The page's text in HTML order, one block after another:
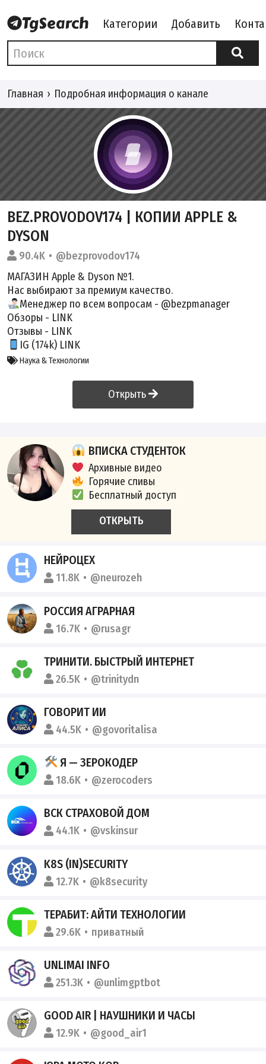
Категории Добавить
Главная Подробная информация о канале
BEZ.PROVODOV174 | КОПИИ APPLE &
DYSON
90.4K
@bezprovodov174
МАГАЗИН Apple & Dyson №1.
Нас выбирают за премиум качество.
Менеджер по всем вопросам - @bezpmanager
Обзоры - LINK
Отзывы - LINK
IG (174k) LINK
Наука & Технологии
Открыть
ВПИСКА СТУДЕНТОК
Архивные видео
Горячие сливы
Бесплатный доступ
ОТКРЫТЬ
НЕЙРОЦЕХ
11.8K @neurozeh
РОССИЯ АГРАРНАЯ
16.7K @rusagr
ТРИНИТИ. БЫСТРЫЙ ИНТЕРНЕТ
26.5K @trinitydn
ГОВОРИТ ИИ
44.5K @govoritalisa
Я — ЗЕРОКОДЕР
18.6K @zerocoders
ВСК СТРАХОВОЙ ДОМ
44.1K @vskinsur
K8S (IN)SECURITY
12.7K @k8security
ТЕРАБИТ: АЙТИ ТЕХНОЛОГИИ
29.6K приватный
UNLIMAI INFO
251.3K @unlimgptbot
GOOD AIR | НАУШНИКИ И ЧАСЫ
12.9K @good_air1